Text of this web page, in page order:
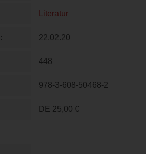
Literatur
22.02.20
448
978-3-608-50468-2
DE 25,00 €